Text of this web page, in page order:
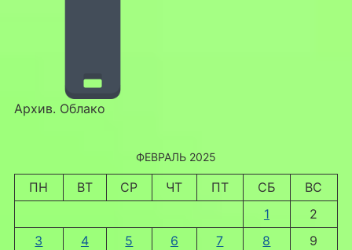
Архив. Облако
ФЕВРАЛЬ 2025
ПН ВТ СР ЧТ ПТ СБ
ВС
1
2
3
4 5 6 7 8
9